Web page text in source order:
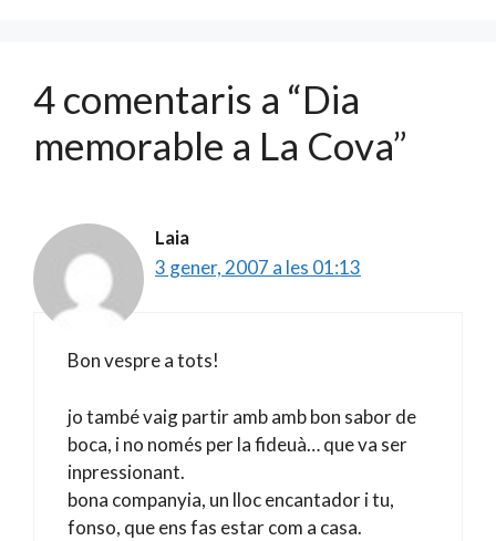
4 comentaris a “Dia
memorable a La Cova”
Laia
3 gener, 2007 a les 01:13
Bon vespre a tots!
jo també vaig partir amb amb bon sabor de
boca, i no només per la fideuà… que va ser
inpressionant.
bona companyia, un lloc encantador i tu,
fonso, que ens fas estar com a casa.